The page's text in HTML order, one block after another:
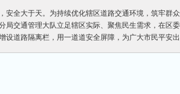
安全大于天。为持续优化辖区道路交通环境，筑牢群
局交通管理大队立足辖区实际、聚焦民生需求，在区
设道路隔离栏，用一道道安全屏障，为广大市民平安